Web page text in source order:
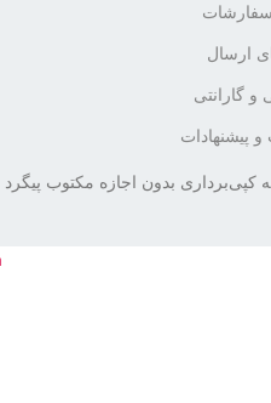
سفارشات
ارسال
گارانتی
و پیشنهادات
بدون اجازه مکتوب پیگرد